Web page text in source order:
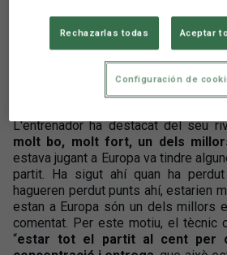
Luís Castro ha comparegut
comunicació en la roda de
l'encontre que disputarà
contra el RC Celta.
L'entrenador ha destacat del seu
molt bo, molt fort, un dels
estava jugant a Europa va tindre
partit. Ha sigut ahí quan ha
hagueren perdut punts ahí, estarien
estan a Europa són un dels millors
comentat. Per este motiu, el tècnic
“estar tot el partit al cent per
Rechazarlas todas Aceptar
Configuración de